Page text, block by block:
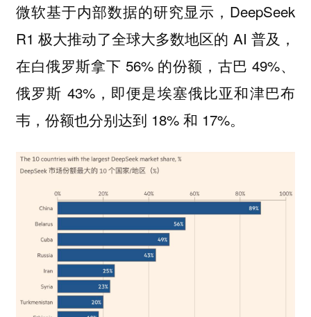
微软基于内部数据的研究显示，DeepSeek
R1 极大推动了全球大多数地区的 AI 普及，
在白俄罗斯拿下 56% 的份额，古巴 49%、
俄罗斯 43%，即便是埃塞俄比亚和津巴布
韦，份额也分别达到 18% 和 17%。